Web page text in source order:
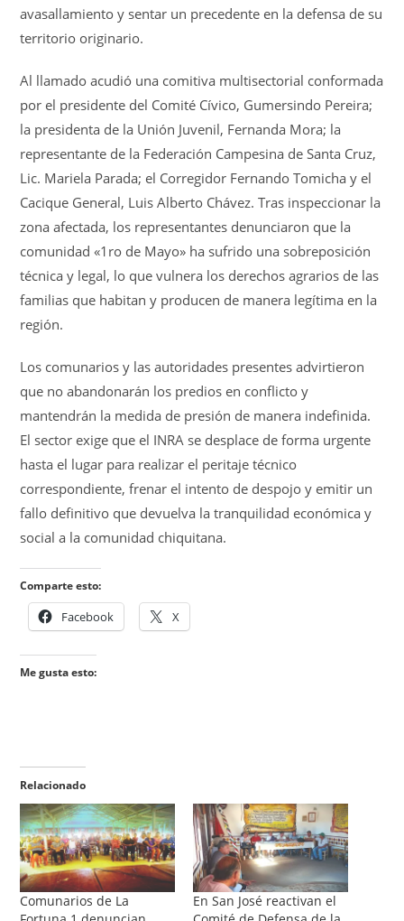
avasallamiento y sentar un precedente en la defensa de su
territorio originario.
Al llamado acudió una comitiva multisectorial conformada
por el presidente del Comité Cívico, Gumersindo Pereira;
la presidenta de la Unión Juvenil, Fernanda Mora; la
representante de la Federación Campesina de Santa Cruz,
Lic. Mariela Parada; el Corregidor Fernando Tomicha y el
Cacique General, Luis Alberto Chávez. Tras inspeccionar la
zona afectada, los representantes denunciaron que la
comunidad «1ro de Mayo» ha sufrido una sobreposición
técnica y legal, lo que vulnera los derechos agrarios de las
familias que habitan y producen de manera legítima en la
región.
Los comunarios y las autoridades presentes advirtieron
que no abandonarán los predios en conflicto y
mantendrán la medida de presión de manera indefinida.
El sector exige que el INRA se desplace de forma urgente
hasta el lugar para realizar el peritaje técnico
correspondiente, frenar el intento de despojo y emitir un
fallo definitivo que devuelva la tranquilidad económica y
social a la comunidad chiquitana.
Comparte esto:
Facebook X
Me gusta esto:
Relacionado
Comunarios de La
En San José reactivan el